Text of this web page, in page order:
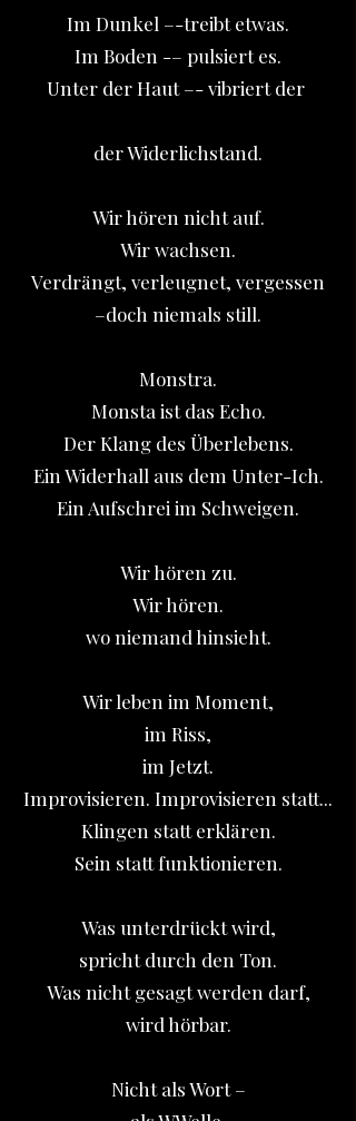
Im Dunkel –-treibt etwas.
Im Boden -– pulsiert es.
Unter der Haut –- vibriert der
der Widerlichstand.
Wir hören nicht auf.
Wir wachsen.
Verdrängt, verleugnet, vergessen
–doch niemals still.
Monstra.
Monsta ist das Echo.
Der Klang des Überlebens.
Ein Widerhall aus dem Unter-Ich.
Ein Aufschrei im Schweigen.
Wir hören zu.
Wir hören.
wo niemand hinsieht.
Wir leben im Moment,
im Riss,
im Jetzt.
Improvisieren. Improvisieren statt...
Klingen statt erklären.
Sein statt funktionieren.
Was unterdrückt wird,
spricht durch den Ton.
Was nicht gesagt werden darf,
wird hörbar.
Nicht als Wort –